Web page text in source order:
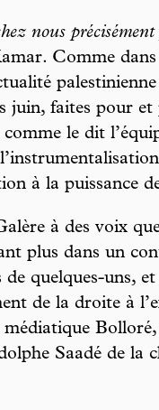
nous
Comme dans
juin, faites pour et
le dit
à la puissance
à des voix
plus dans un
quelques-uns,
de la droite à
médiatique
Saadé de la